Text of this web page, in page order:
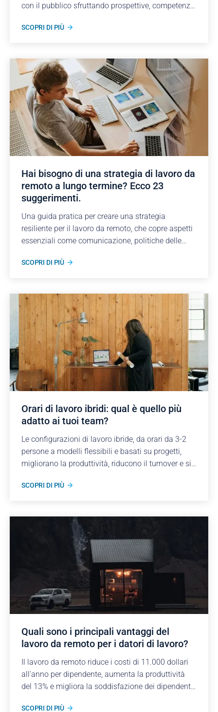
con il pubblico sfruttando prospettive, competenze
SCOPRI DI PIÙ
Hai bisogno di una strategia di lavoro da
remoto a lungo termine? Ecco 23
suggerimenti.
Una guida pratica per creare una strategia
resiliente per il lavoro da remoto, che copre aspetti
essenziali come comunicazione, politiche delle
dipendenti.
SCOPRI DI PIÙ
Orari di lavoro ibridi: qual è quello più
adatto ai tuoi team?
Le configurazioni di lavoro ibride, da orari da 3-2
persone a modelli flessibili e basati su progetti,
migliorano la produttività, riducono il turnover e si
coinvolgimento.
SCOPRI DI PIÙ
Quali sono i principali vantaggi del
lavoro da remoto per i datori di lavoro?
Il lavoro da remoto riduce i costi di 11.000 dollari
all'anno per dipendente, aumenta la produttività
del 13% e migliora la soddisfazione dei dipendenti,
SCOPRI DI PIÙ